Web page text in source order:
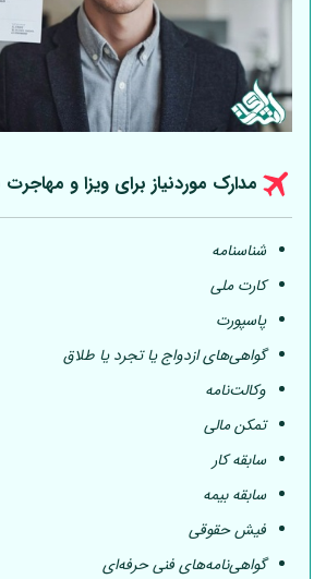
مدارک موردنیاز برای ویزا و
شناسنامه
کارت ملی
پاسپورت
گواهی‌های ازدواج یا تجرد یا طلاق
وکالت‌نامه
تمکن مالی
سابقه کار
سابقه بیمه
فیش حقوقی
گواهی‌نامه‌های فنی حرفه‌ای